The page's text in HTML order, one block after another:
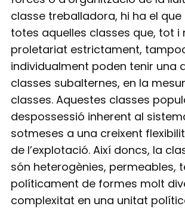
classe treballadora, hi ha el
totes aquelles classes que, tot
proletariat estrictament,
individualment poden tenir una
classes subalternes, en la
classes. Aquestes classes
despossessió inherent al
sotmeses a una creixent
de l’explotació. Així doncs, la
són heterogènies, permeables,
políticament de formes molt
complexitat en una unitat